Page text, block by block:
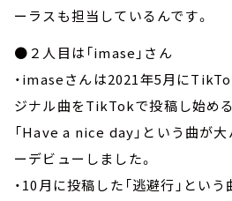
ーラスも担当しているんです。
●２人目は「imase」さん
・imaseさんは2021年5月に
ジナル曲をTikTokで投稿し始め
「Have a nice day」という曲が
ーデビューしました。
・10月に投稿した「逃避行」とい